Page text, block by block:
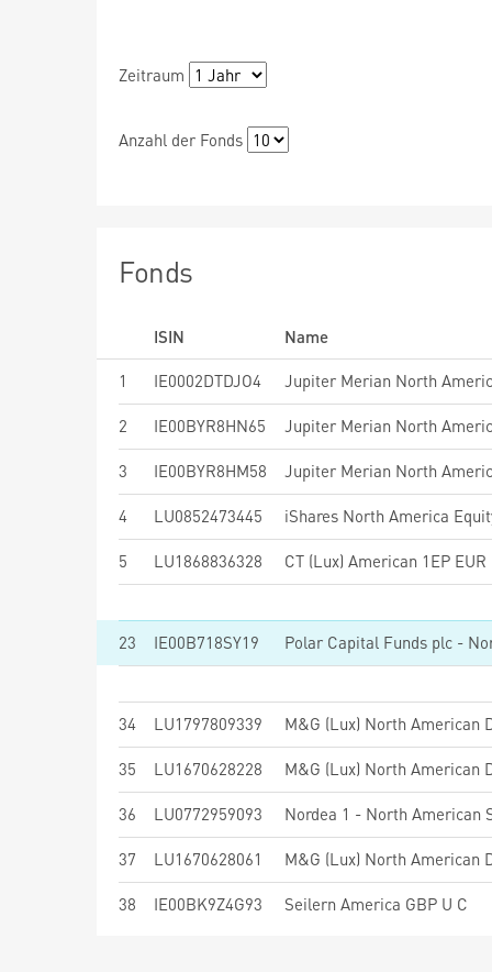
Zeitraum
Anzahl der Fonds
Fonds
ISIN
Name
1
IE0002DTDJO4
2 IE00BYR8HN65
3 IE00BYR8HM58
4 LU0852473445
5 LU1868836328 CT (Lux) American 1EP EUR
23 IE00B718SY19
34 LU1797809339 M&G (Lux) North American
35 LU1670628228 M&G (Lux) North American
36 LU0772959093
37 LU1670628061 M&G (Lux) North American
38 IE00BK9Z4G93 Seilern America GBP U C